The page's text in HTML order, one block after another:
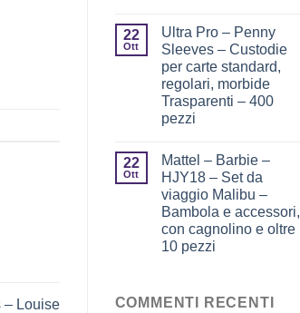
– Louise
22
Ott
Ultra Pro – Penny
Sleeves – Custodie
per carte standard,
regolari, morbide
Trasparenti – 400
pezzi
22
Ott
Mattel – Barbie –
HJY18 – Set da
viaggio Malibu –
Bambola e accessori,
con cagnolino e oltre
10 pezzi
COMMENTI RECENTI